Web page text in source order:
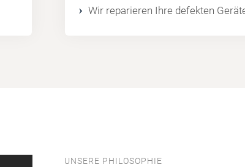
Wir reparieren Ihre defekten
UNSERE PHILOSOPHIE